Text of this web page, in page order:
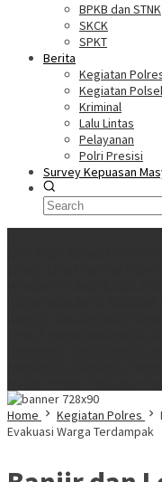
BPKB dan STNK
SKCK
SPKT
Berita
Kegiatan
Kegiatan
Kriminal
Lalu Lintas
Pelayanan
Polri Presisi
Survey Kepuasan
Home
Kegiatan Polres
Evakuasi Warga Terdampak